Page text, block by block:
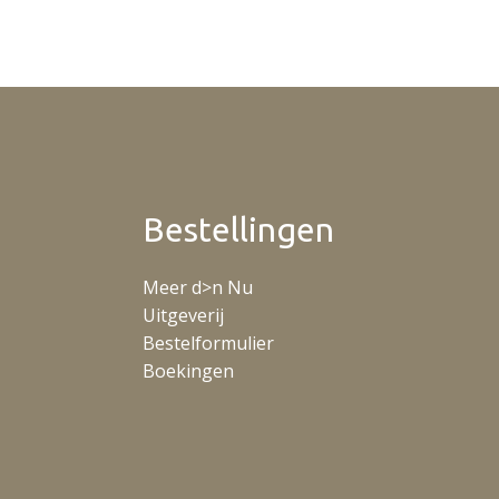
Bestellingen
Meer d>n Nu
Uitgeverij
Bestelformulier
Boekingen